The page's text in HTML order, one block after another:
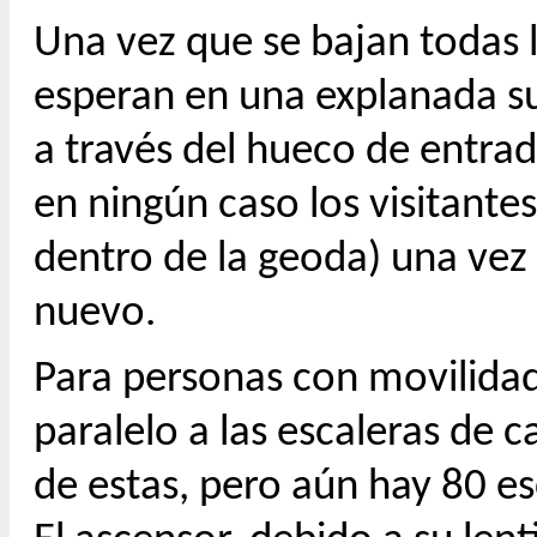
Una vez que se bajan todas
esperan en una explanada
a través del hueco de
en ningún caso los
dentro de la geoda) una
nuevo.
Para personas con
paralelo a las escaleras de
de estas, pero aún hay 80